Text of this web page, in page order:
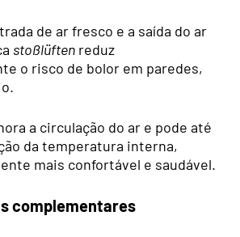
de ar fresco e a saída do ar
stoßlüften reduz
o risco de bolor em paredes,
a circulação do ar e pode até
da temperatura interna,
mais confortável e saudável.
complementares